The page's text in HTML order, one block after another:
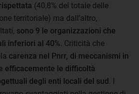
(40,8% del totale delle
territoriale) ma dall’altro,
sono 9 le organizzazioni che
inferiori al 40% . Criticità che
carenza nel Pnrr, di meccanismi in
efficacemente le difficoltà
degli enti locali del sud . I